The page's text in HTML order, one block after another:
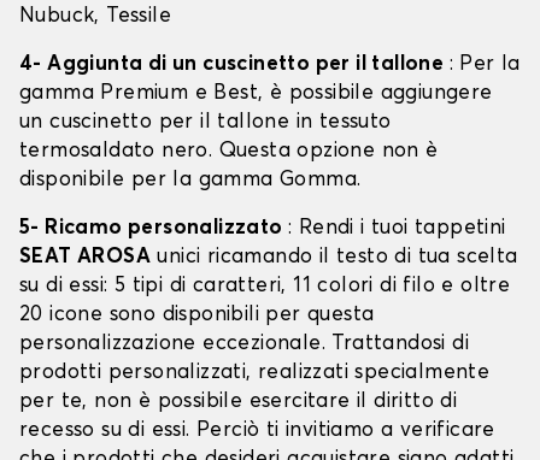
Nubuck, Tessile
4- Aggiunta di un cuscinetto per il tallone : Per la
gamma Premium e Best, è possibile aggiungere
un cuscinetto per il tallone in tessuto
termosaldato nero. Questa opzione non è
disponibile per la gamma Gomma.
5- Ricamo personalizzato : Rendi i tuoi tappetini
SEAT AROSA unici ricamando il testo di tua scelta
su di essi: 5 tipi di caratteri, 11 colori di filo e oltre
20 icone sono disponibili per questa
personalizzazione eccezionale. Trattandosi di
prodotti personalizzati, realizzati specialmente
per te, non è possibile esercitare il diritto di
recesso su di essi. Perciò ti invitiamo a verificare